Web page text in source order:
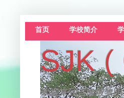
首页 学校简介
SJK (
欢迎来到吉隆坡黎明